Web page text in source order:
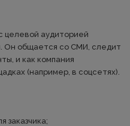
целевой аудиторией
Он общается со СМИ, следит
и как компания
(например, в соцсетях).
заказчика;